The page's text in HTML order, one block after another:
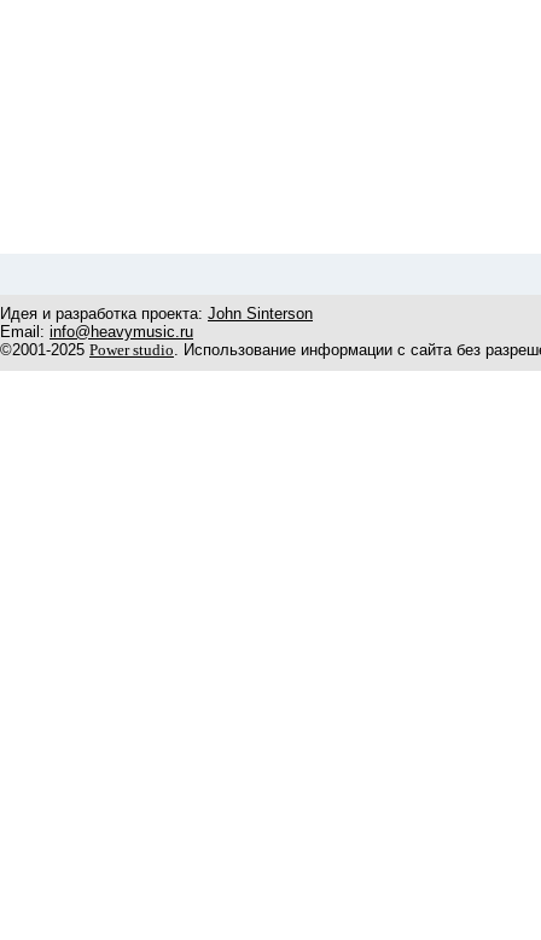
Идея и разработка проекта: John Sinterson
Email: info@heavymusic.ru
©2001-2025 Power studio. Использование информации с сайта без